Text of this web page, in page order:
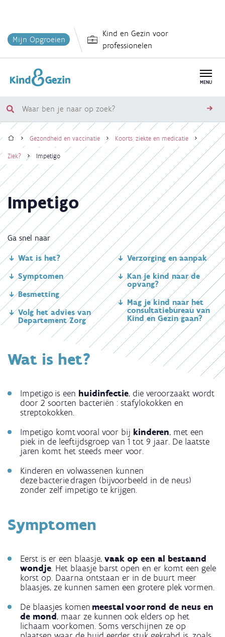
en
inhoud
Mijn Opgroeien
Kind en Gezin voor
professionelen
MENU
Waar
ben
je
op
zoek?
Kruimelpad
HomeGezondheid en vaccinatie Koorts, ziekte en medicatie
Ziek? Impetigo
Impetigo
Ga snel naar
Wat is het?
Symptomen
Besmetting
Volg het advies van
Departement Zorg
Verzorging en aanpak
Kan je kind naar de
opvang?
Mag je kind naar het
consultatiebureau van
Kind en Gezin gaan?
Wat is het?
Impetigo is een huidinfectie, die veroorzaakt wordt
door 2 soorten bacteriën : stafylokokken en
streptokokken.
Impetigo komt vooral voor bij kinderen, met een
piek in de leeftijdsgroep van 1 tot 9 jaar. De laatste
jaren komt het steeds meer voor.
Kinderen en volwassenen kunnen
deze bacterie dragen (bijvoorbeeld in de neus)
zonder zelf impetigo te krijgen.
Symptomen
Eerst is er een blaasje, vaak op een al bestaand
wondje. Het blaasje barst open en er komt een gele
korst op. Daarna ontstaan er in de buurt meer
blaasjes, ze kunnen samen een grotere plek vormen.
De blaasjes komen meestal voor rond de neus en
de mond, maar ze kunnen ook elders op het
lichaam voorkomen. Soms verschijnen ze op